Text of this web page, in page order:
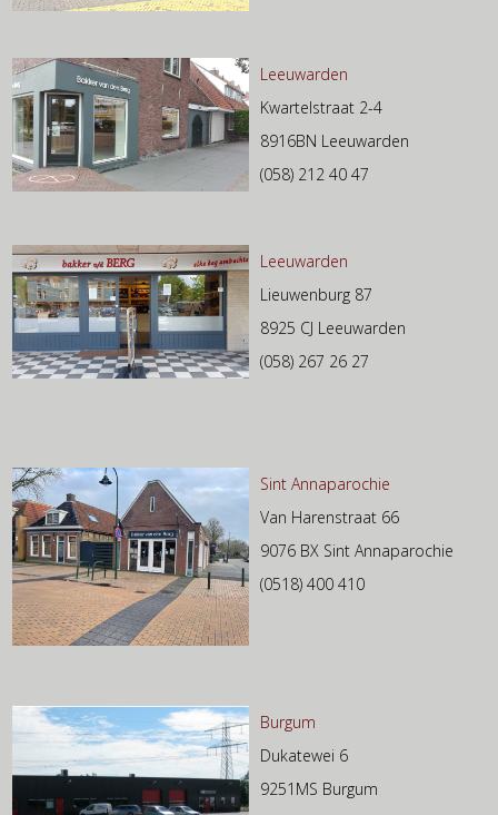
Leeuwarden
Kwartelstraat 2-4
8916BN Leeuwarden
(058) 212 40 47
Leeuwarden
Lieuwenburg 87
8925 CJ Leeuwarden
(058) 267 26 27
Sint Annaparochie
Van Harenstraat 66
9076 BX Sint Annaparochie
(0518) 400 410
Burgum
Dukatewei 6
9251MS Burgum